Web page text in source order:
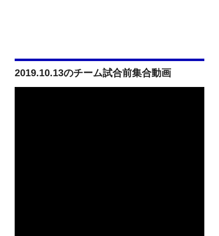
2019.10.13のチーム試合前集合動画